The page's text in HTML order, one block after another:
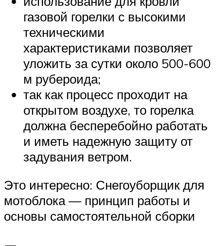
газовой горелки с высокими
техническими
характеристиками позволяет
уложить за сутки около 500-600
м рубероида;
так как процесс проходит на
открытом воздухе, то горелка
должна бесперебойно работать
и иметь надежную защиту от
задувания ветром.
Это интересно: Снегоуборщик для
мотоблока — принцип работы и
основы самостоятельной сборки